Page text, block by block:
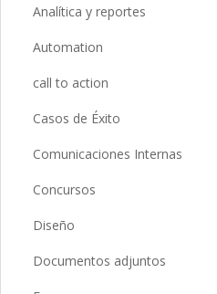
Analítica y reportes
Automation
call to action
Casos de Éxito
Comunicaciones Internas
Concursos
Diseño
Documentos adjuntos